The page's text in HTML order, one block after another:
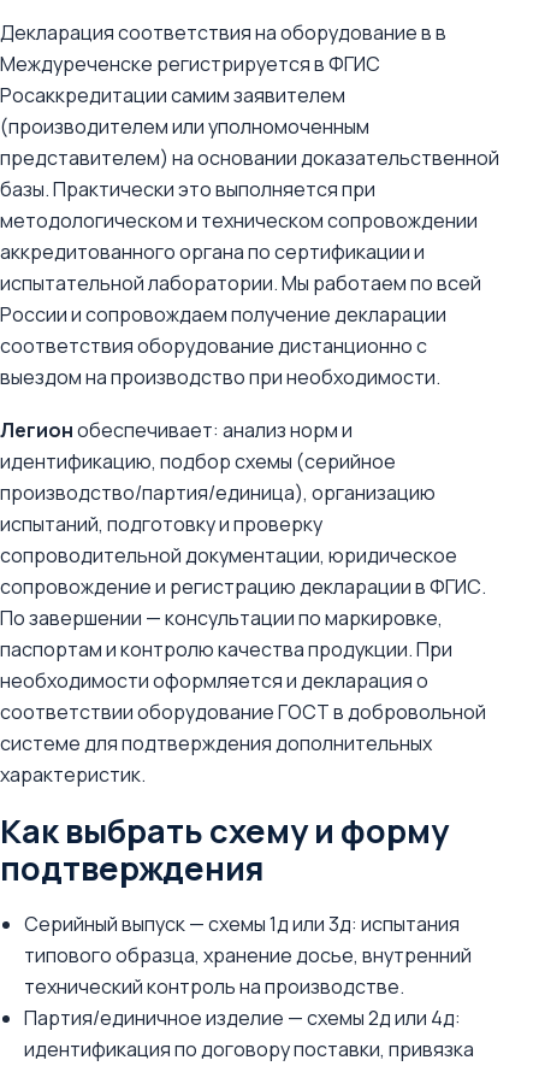
Декларация соответствия на оборудование в в
Междуреченске регистрируется в ФГИС
Росаккредитации самим заявителем
(производителем или уполномоченным
представителем) на основании доказательственной
базы. Практически это выполняется при
методологическом и техническом сопровождении
аккредитованного органа по сертификации и
испытательной лаборатории. Мы работаем по всей
России и сопровождаем получение декларации
соответствия оборудование дистанционно с
выездом на производство при необходимости.
Легионобеспечивает: анализ норм и
идентификацию, подбор схемы (серийное
производство/партия/единица), организацию
испытаний, подготовку и проверку
сопроводительной документации, юридическое
сопровождение и регистрацию декларации в ФГИС.
По завершении — консультации по маркировке,
паспортам и контролю качества продукции. При
необходимости оформляется и декларация о
соответствии оборудование ГОСТ в добровольной
системе для подтверждения дополнительных
характеристик.
Как выбрать схему и форму
подтверждения
Серийный выпуск — схемы 1д или 3д: испытания
типового образца, хранение досье, внутренний
технический контроль на производстве.
Партия/единичное изделие — схемы 2д или 4д:
идентификация по договору поставки, привязка